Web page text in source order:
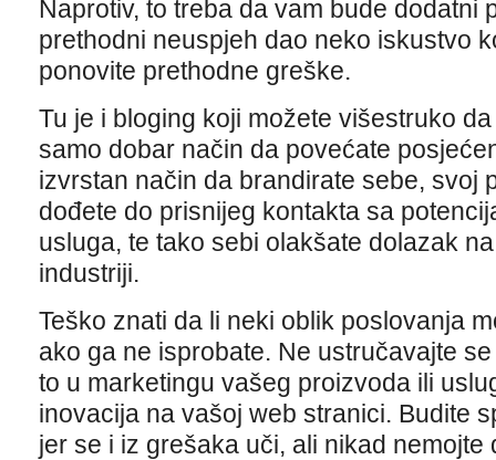
Naprotiv, to treba da vam bude dodatni
prethodni neuspjeh dao neko iskustvo
ponovite prethodne greške.
Tu je i bloging koji možete višestruko
samo dobar način da povećate
izvrstan način da brandirate sebe, svoj
dođete do prisnijeg kontakta sa
usluga, te tako sebi olakšate dolazak
industriji.
Teško znati da li neki oblik poslovanja
ako ga ne isprobate. Ne ustručavajte
to u marketingu vašeg proizvoda ili
inovacija na vašoj web stranici. Budite
jer se i iz grešaka uči, ali nikad